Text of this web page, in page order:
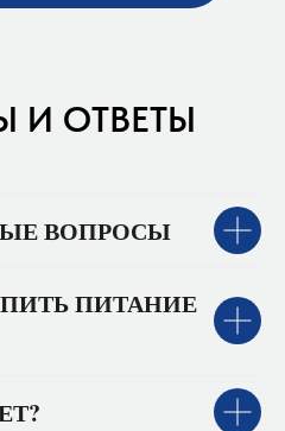
И ОТВЕТЫ
ВОПРОСЫ
ПИТАНИЕ